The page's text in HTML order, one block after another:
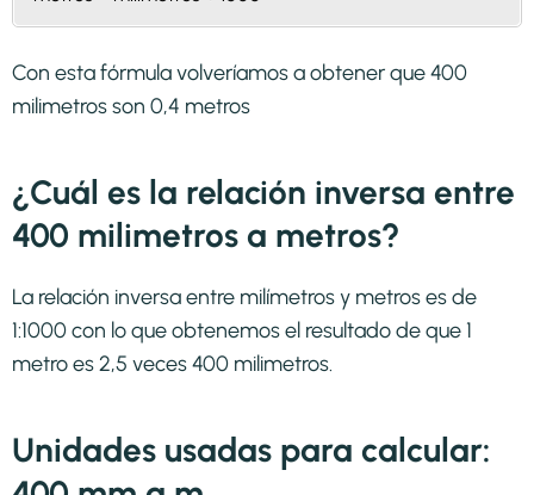
Con esta fórmula volveríamos a obtener que 400
milimetros son 0,4 metros
¿Cuál es la relación inversa entre
400 milimetros a metros?
La relación inversa entre milímetros y metros es de
1:1000 con lo que obtenemos el resultado de que 1
metro es 2,5 veces 400 milimetros.
Unidades usadas para calcular: